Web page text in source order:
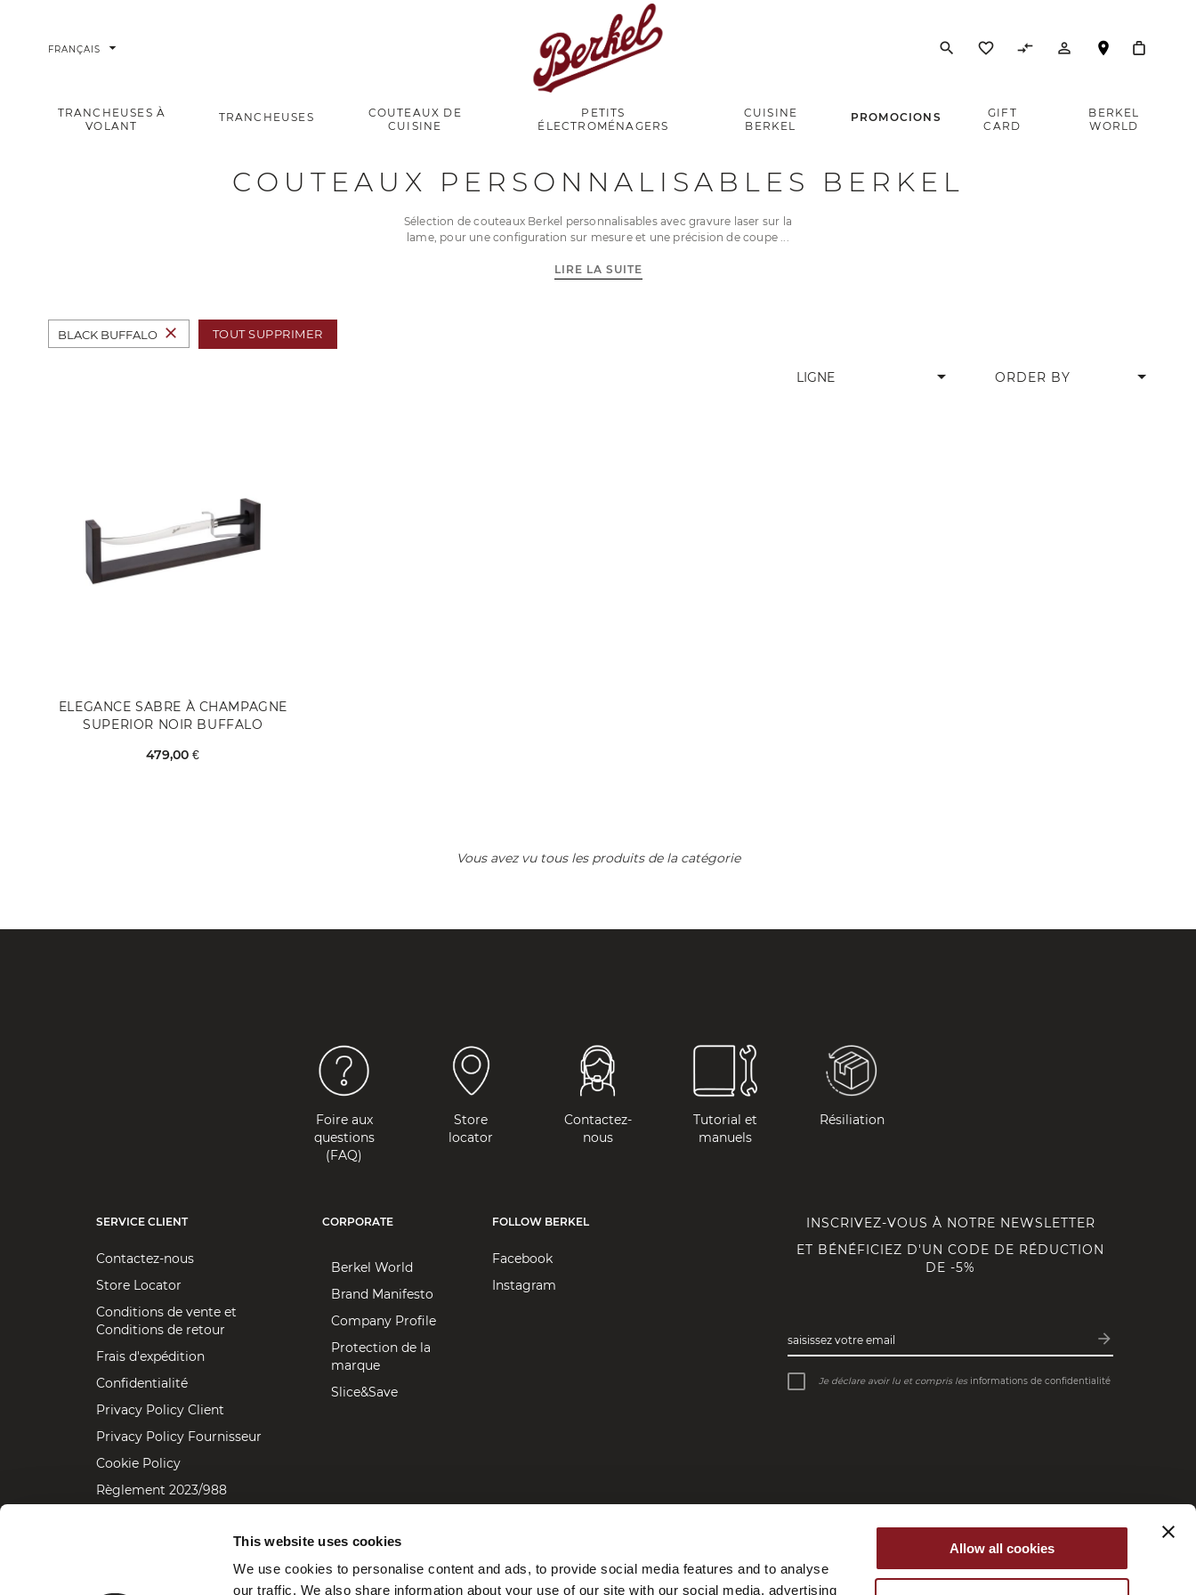
This website uses cookies
We use cookies to personalise content and ads, to provide social media features and to analyse
our traffic. We also share information about your use of our site with our social media, advertising
Allow all cookies
FRANÇAIS arrow_drop_down search favorite_border compare_arrows person_outline
TRANCHEUSES À
VOLANT
TRANCHEUSES
COUTEAUX DE
CUISINE
PETITS
ÉLECTROMÉNAGERS
CUISINE
BERKEL
PROMOCIONS
GIFT
CARD
BERKEL
WORLD
Accueil Couteaux Personnalisables Berkel
COUTEAUX PERSONNALISABLES BERKEL
Sélection de couteaux Berkel personnalisables avec gravure laser sur la
lame, pour une configuration sur mesure et une précision de coupe
LIRE LA SUITE
BLACK BUFFALO close TOUT SUPPRIMER
LIGNE arrow_drop_down
ELEGANCE SABRE À CHAMPAGNE
SUPERIOR NOIR BUFFALO
479,00 €
Vous avez vu tous les produits de la catégorie
Foire aux
questions
(FAQ)
Store
locator
Contactez-
nous
Tutorial et
manuels
Résiliation
SERVICE CLIENT
Contactez-nous
Store Locator
Conditions de vente et
Conditions de retour
Frais d'expédition
Confidentialité
Privacy Policy Client
Privacy Policy Fournisseur
Cookie Policy
Règlement 2023/988
CORPORATE
Berkel World
Brand Manifesto
Company Profile
Protection de la
marque
Slice&Save
FOLLOW BERKEL
Facebook
Instagram
INSCRIVEZ-VOUS À NOTRE NEWSLETTER
ET BÉNÉFICIEZ D'UN CODE DE RÉDUCTION
DE -5%
saisissez votre email arrow_forward
Inscription
Je déclare avoir lu et compris les informations de confidentialité